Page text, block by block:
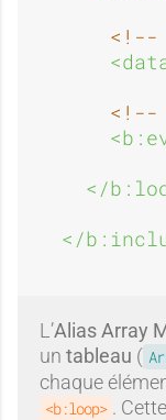
<!--
<!--
</
</
L’Alias Array
un tableau (
chaque
<b:loop> .